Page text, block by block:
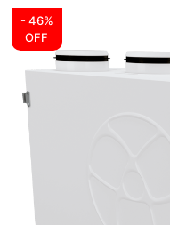
- 46%
OFF